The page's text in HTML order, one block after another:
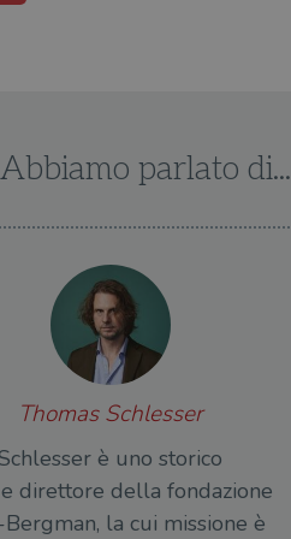
Abbiamo parlato di...
Thomas Schlesser
è uno storico
direttore della fondazione
la cui missione è